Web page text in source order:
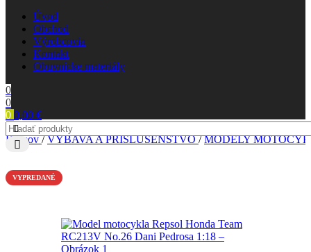
Úvod
Obchod
Výrobcovia
Kontakt
Obuvnícke materiály
0
0
0 0,00 €
Domov/ VÝBAVA A PRÍSLUŠENSTVO/ MODELY
VYPREDANÉ